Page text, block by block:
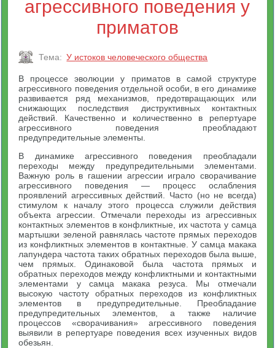
агрессивного поведения у
приматов
Тема: У истоков человеческого общества
В процессе эволюции у приматов в самой структуре
агрессивного поведения отдельной особи, в его динамике
развивается ряд механизмов, предотвращающих или
снижающих последствия диструктивных контактных
действий. Качественно и количественно в репертуаре
агрессивного поведения преобладают
предупредительные элементы.
В динамике агрессивного поведения преобладали
переходы между предупредительными элементами.
Важную роль в гашении агрессии играло сворачивание
агрессивного поведения — процесс ослабления
проявлений агрессивных действий. Часто (но не всегда)
стимулом к началу этого процесса служили действия
объекта агрессии. Отмечали переходы из агрессивных
контактных элементов в конфликтные, их частота у самца
мартышки зеленой равнялась частоте прямых переходов
из конфликтных элементов в контактные. У самца макака
лапундера частота таких обратных переходов была выше,
чем прямых. Одинаковой была частота прямых и
обратных переходов между конфликтными и контактными
элементами у самца макака резуса. Мы отмечали
высокую частоту обратных переходов из конфликтных
элементов в предупредительные. Преобладание
предупредительных элементов, а также наличие
процессов «сворачивания» агрессивного поведения
выявили в репертуаре поведения всех изученных видов
обезьян.